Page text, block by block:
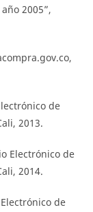
2005”,
de
2013.
Electrónico de
2014.
de